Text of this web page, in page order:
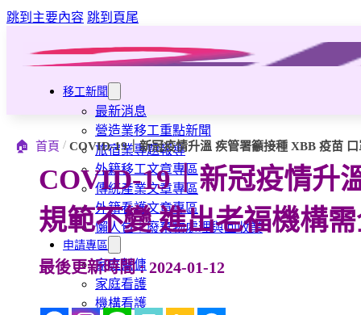
跳到主要內容 跳到頁尾
移工新聞
最新消息
營造業移工重點新聞
旅宿業專題報導
外籍移工文章專區
傳統產業文章專區
外籍看護文章專區
懶人包｜廢棄物處理與回收業
申請專區
家庭幫傭
家庭看護
機構看護
🏠 首頁 / COVID-19｜新冠疫情升溫 疾管署籲接種 XBB 疫苗
COVID-19｜新冠疫情升
規範不變 進出老福機構
最後更新時間 : 2024-01-12